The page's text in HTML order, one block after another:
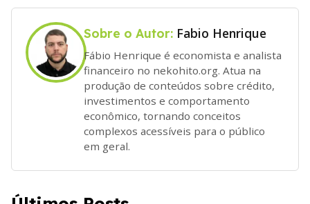
Sobre o Autor: Fabio Henrique
Fábio Henrique é economista e analista
financeiro no nekohito.org. Atua na
produção de conteúdos sobre crédito,
investimentos e comportamento
econômico, tornando conceitos
complexos acessíveis para o público
em geral.